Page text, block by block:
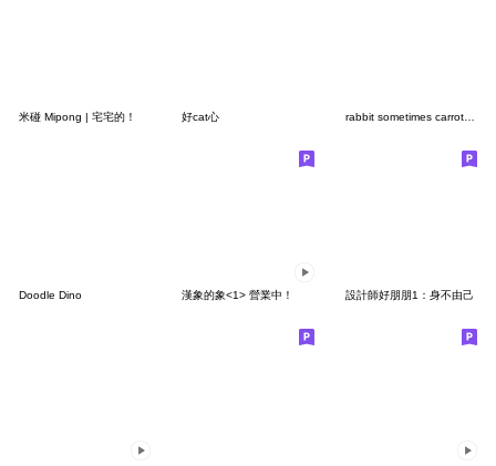
米碰 Mipong | 宅宅的！ 好cat心 rabbit sometimes carrot no text7
Doodle Dino 漢象的象<1> 營業中！ 設計師好朋朋1：身不由己